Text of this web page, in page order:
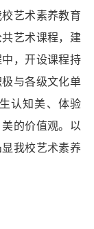
艺术素养教育
艺术课程，建
，开设课程持
与各级文化单
认知美、体验
的价值观。以
我校艺术素养